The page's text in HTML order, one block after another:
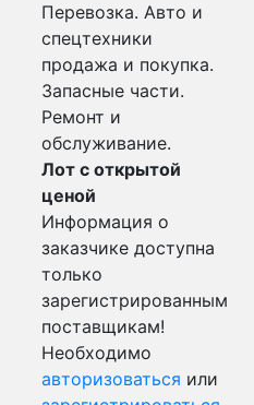
Перевозка. Авто и
спецтехники
продажа и покупка.
Запасные части.
Ремонт и
обслуживание.
Лот с открытой
ценой
Информация о
заказчике доступна
только
зарегистрированным
поставщикам!
Необходимо
авторизоваться или